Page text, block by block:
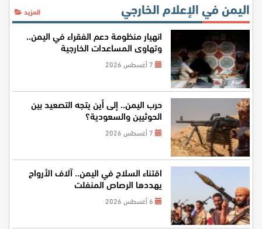
اليمن في الإعلام الخارجي المزيد
انهيار منظومة دعم الفقراء في اليمن..
وتهاوي المساعدات الخارجية
حرب اليمن.. إلى أين يتجه التصعيد بين
الحوثيين والسعودية؟
اقتناء السلاح في اليمن.. آلاف الأرواح
يهددها الرصاص المنفلت